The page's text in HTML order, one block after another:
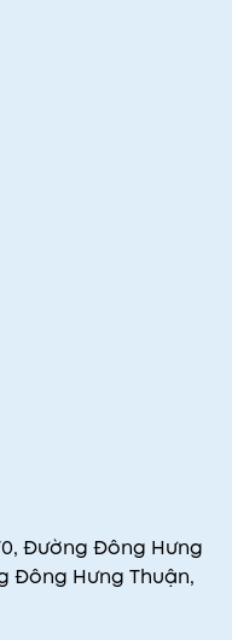
Đường Đông Hưng
Đông Hưng Thuận,